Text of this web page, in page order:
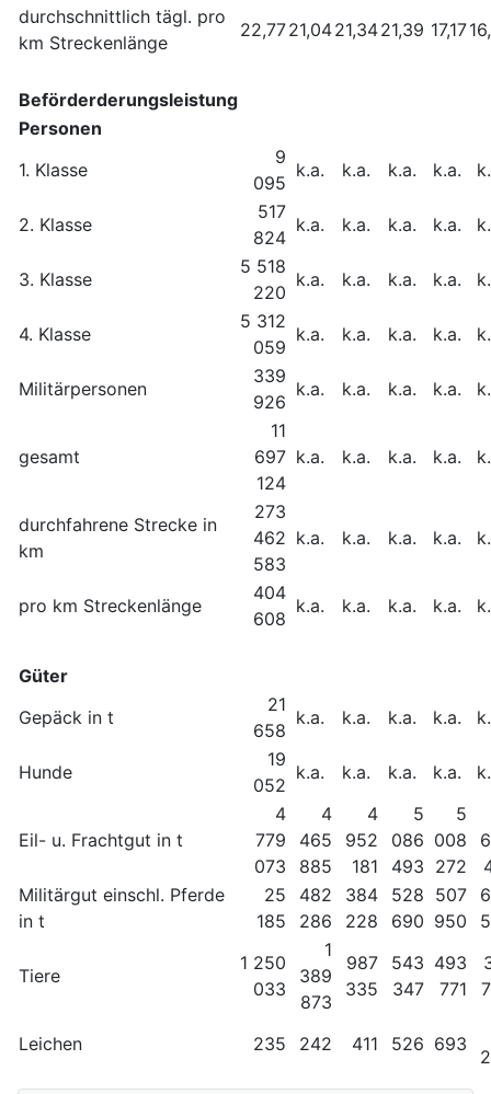
durchschnittlich tägl. pro
km Streckenlänge
22,7721,0421,3421,39 17,17
Beförderderungsleistung
Personen
1. Klasse
9
095
k.a. k.a. k.a. k.a.
2. Klasse
517
824
k.a. k.a. k.a. k.a.
3. Klasse
5 518
220
k.a. k.a. k.a. k.a.
4. Klasse
5 312
059
k.a. k.a. k.a. k.a.
Militärpersonen
339
926
k.a. k.a. k.a. k.a.
gesamt
11
697
124
k.a. k.a. k.a. k.a.
durchfahrene Strecke in
km
273
462
583
k.a. k.a. k.a. k.a.
pro km Streckenlänge
404
608
k.a. k.a. k.a. k.a.
Güter
Gepäck in t
21
658
k.a. k.a. k.a. k.a.
Hunde
19
052
k.a. k.a. k.a. k.a.
Eil- u. Frachtgut in t
4
779
073
4
465
885
4
952
181
5
086
493
5
008
272
Militärgut einschl. Pferde
in t
25
185
482
286
384
228
528
690
507
950
Tiere
1 250
033
1
389
873
987
335
543
347
493
771
Leichen 235 242 411 526 693